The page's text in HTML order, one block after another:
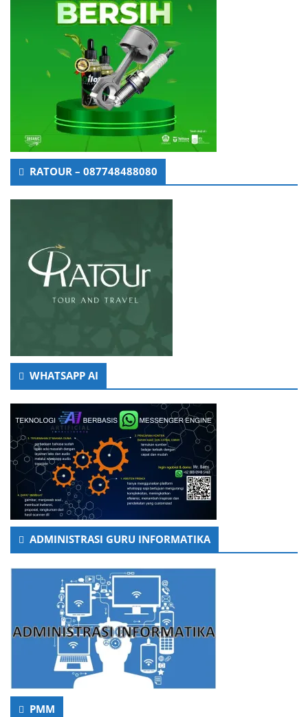
RATOUR – 087748488080
WHATSAPP AI
ADMINISTRASI GURU INFORMATIKA
PMM